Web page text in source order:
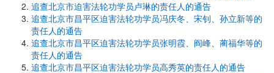
追查北京市迫害法轮功学员卢琳的责任人的通告
追查北京市昌平区迫害法轮功学员冯庆冬、宋钊、孙立新等的
责任人的通告
追查北京市昌平区迫害法轮功学员张明霞、阎峰、蔺福华等的
责任人的通告
追查北京市昌平区迫害法轮功学员高秀英的责任人的通告